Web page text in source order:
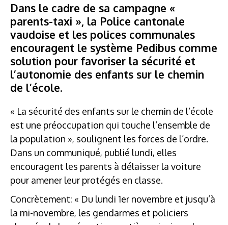
Dans le cadre de sa campagne «
parents-taxi », la Police cantonale
vaudoise et les polices communales
encouragent le système Pedibus comme
solution pour favoriser la sécurité et
l’autonomie des enfants sur le chemin
de l’école.
« La sécurité des enfants sur le chemin de l’école
est une préoccupation qui touche l’ensemble de
la population », soulignent les forces de l’ordre.
Dans un communiqué, publié lundi, elles
encouragent les parents à délaisser la voiture
pour amener leur protégés en classe.
Concrètement: « Du lundi 1er novembre et jusqu’à
la mi-novembre, les gendarmes et policiers